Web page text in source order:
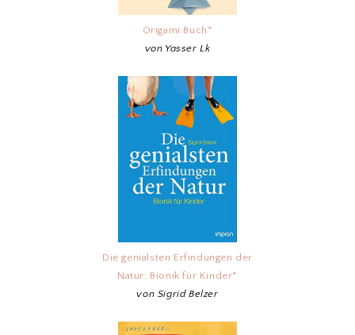
Origami Buch*
von Yasser Lk
Die genialsten Erfindungen der
Natur: Bionik für Kinder*
von Sigrid Belzer